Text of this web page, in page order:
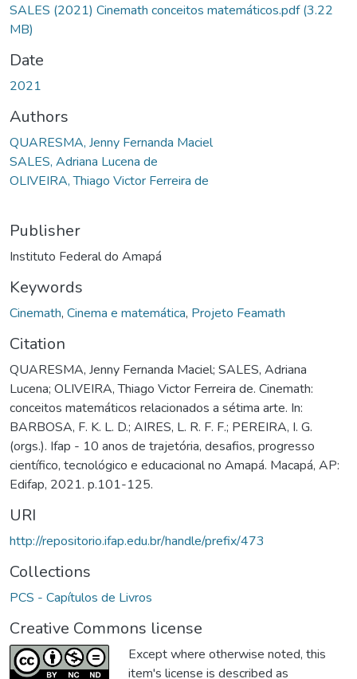
SALES (2021) Cinemath conceitos matemáticos.pdf(3.22
MB)
Date
2021
Authors
QUARESMA, Jenny Fernanda Maciel
SALES, Adriana Lucena de
OLIVEIRA, Thiago Victor Ferreira de
Publisher
Instituto Federal do Amapá
Keywords
Cinemath, Cinema e matemática, Projeto Feamath
Citation
QUARESMA, Jenny Fernanda Maciel; SALES, Adriana
Lucena; OLIVEIRA, Thiago Victor Ferreira de. Cinemath:
conceitos matemáticos relacionados a sétima arte. In:
BARBOSA, F. K. L. D.; AIRES, L. R. F. F.; PEREIRA, I. G.
(orgs.). Ifap - 10 anos de trajetória, desafios, progresso
científico, tecnológico e educacional no Amapá. Macapá, AP:
Edifap, 2021. p.101-125.
URI
http://repositorio.ifap.edu.br/handle/prefix/473
Collections
PCS - Capítulos de Livros
Creative Commons license
Except where otherwise noted, this
item's license is described as